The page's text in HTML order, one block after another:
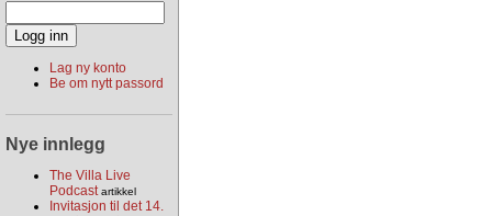
Lag ny konto
Be om nytt passord
Nye innlegg
The Villa Live
Podcastartikkel
Invitasjon til det 14.